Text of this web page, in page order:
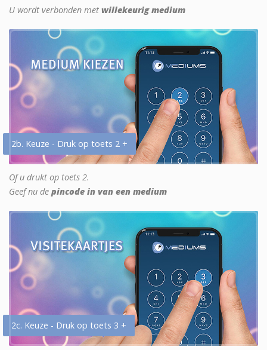
U wordt verbonden met willekeurig medium
2b. Keuze - Druk op toets 2 +
Of u drukt op toets 2.
Geef nu de pincode in van een medium
2c. Keuze - Druk op toets 3 +